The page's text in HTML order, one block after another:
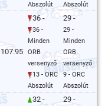
Abszolút
Abszolút
107.95
36 -
36 -
Minden
ORB
versenyző
13 - ORC
Abszolút
29 -
29 -
Minden
ORB
versenyző
9 - ORC
Abszolút
32 - 29 -